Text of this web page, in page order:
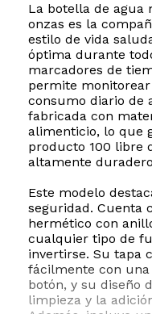
La botella de agua
onzas es la
estilo de vida
óptima durante
marcadores de
permite
consumo diario de
fabricada con
alimenticio, lo que
producto 100 libre
altamente
Este modelo
seguridad. Cuenta
hermético con
cualquier tipo de
invertirse. Su tapa
fácilmente con
botón, y su diseño
limpieza y la